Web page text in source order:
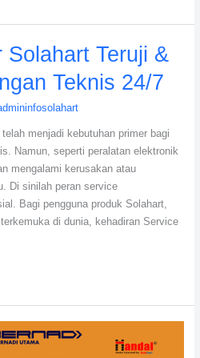
Teruji &
Teknis 24/7
menjadi kebutuhan primer bagi
Namun, seperti peralatan elektronik
mengalami kerusakan atau
Di sinilah peran service
Bagi pengguna produk Solahart,
di dunia, kehadiran Service